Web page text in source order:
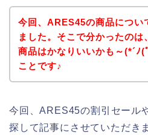
今回、ARES45の商品につい
ました。そこで分かったのは
商品はかなりいいかも～(*´ﾉ(
ことです♪
今回、ARES45の割引セール
探して記事にさせていただき